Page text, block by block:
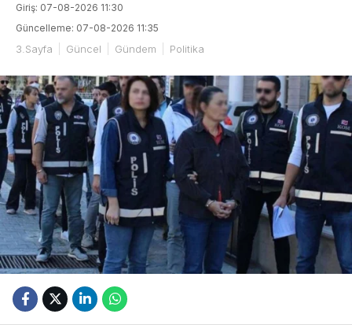
Giriş: 07-08-2026 11:30
Güncelleme: 07-08-2026 11:35
3.Sayfa Güncel Gündem Politika